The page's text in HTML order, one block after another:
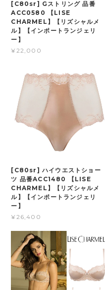
[C80sr] Gストリング 品番
ACC0580 【LISE
CHARMEL】【リズシャルメ
ル】【インポートランジェリ
ー】
¥22,000
[C80sr] ハイウエストショー
ツ 品番ACC1480 【LISE
CHARMEL】【リズシャルメ
ル】【インポートランジェリ
ー】
¥26,400